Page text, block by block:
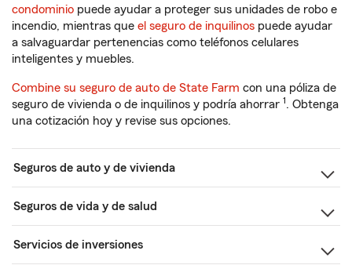
condominio puede ayudar a proteger sus unidades de robo e
incendio, mientras que el seguro de inquilinos puede ayudar
a salvaguardar pertenencias como teléfonos celulares
inteligentes y muebles.
Combine su seguro de auto de State Farm con una póliza de
seguro de vivienda o de inquilinos y podría ahorrar 1. Obtenga
una cotización hoy y revise sus opciones.
Seguros de auto y de vivienda
Seguros de vida y de salud
Servicios de inversiones